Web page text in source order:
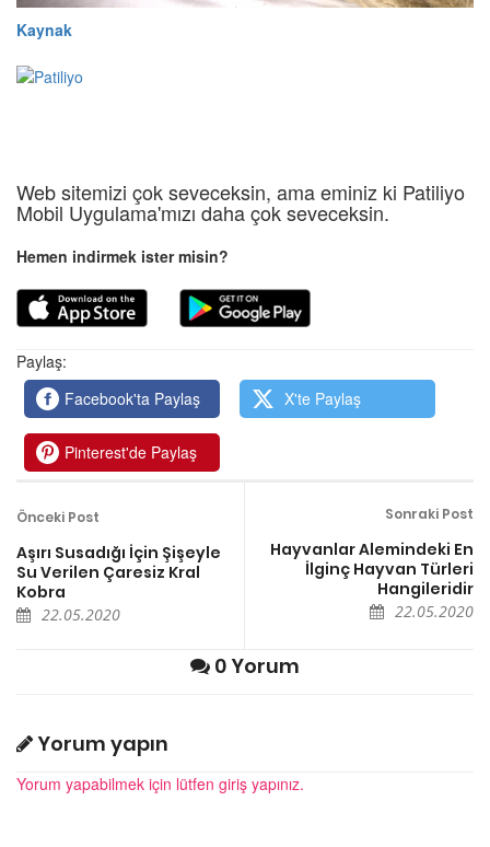
Kaynak
Web sitemizi çok seveceksin, ama eminiz ki Patiliyo
Mobil Uygulama'mızı daha çok seveceksin.
Hemen indirmek ister misin?
Paylaş:
Facebook'ta Paylaş
X'te Paylaş
Pinterest'de Paylaş
Önceki Post
Aşırı Susadığı İçin Şişeyle
Su Verilen Çaresiz Kral
Kobra
22.05.2020
Sonraki Post
Hayvanlar Alemindeki En
İlginç Hayvan Türleri
Hangileridir
22.05.2020
0 Yorum
Yorum yapın
Yorum yapabilmek için lütfen giriş yapınız.